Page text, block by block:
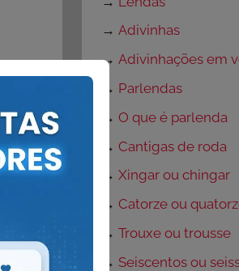
→Adivinhas
→Adivinhações em
→ Parlendas
→O que é parlenda
→Cantigas de roda
→Xingar ou chingar
→Catorze ou
→Trouxe ou trousse
→ Seiscentos ou